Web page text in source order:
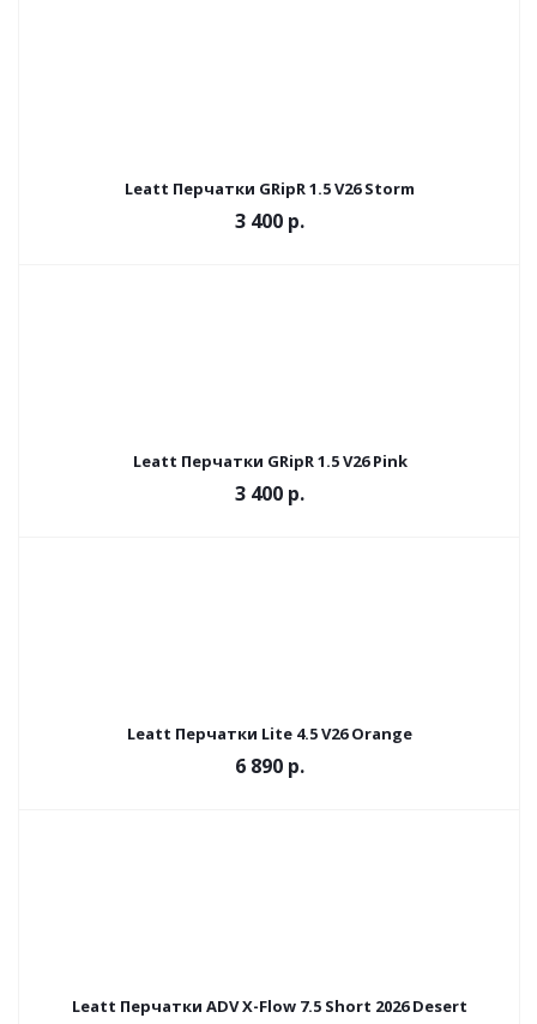
Leatt Перчатки GRipR 1.5 V26 Storm
3 400 р.
Leatt Перчатки GRipR 1.5 V26 Pink
3 400 р.
Leatt Перчатки Lite 4.5 V26 Orange
6 890 р.
Leatt Перчатки ADV X-Flow 7.5 Short 2026 Desert